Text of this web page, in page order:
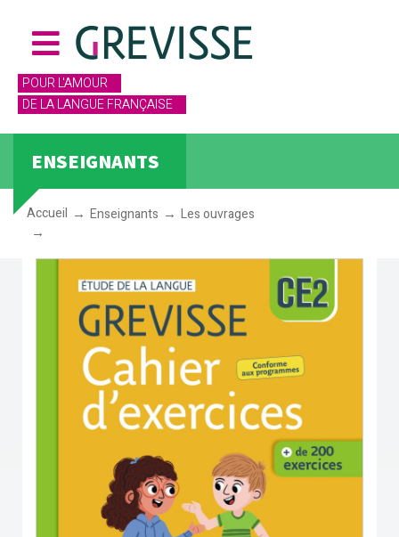
POUR L'AMOUR
DE LA LANGUE FRANÇAISE
ENSEIGNANTS
Accueil Enseignants
Les ouvrages